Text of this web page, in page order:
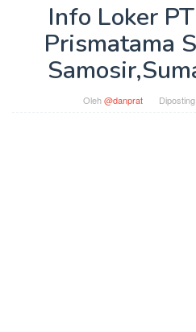
Info Loker
Prismatama
Oleh@danprat